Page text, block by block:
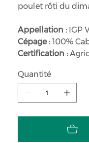
poulet rôti du
Appellation : IGP
Cépage : 100%
Certification :
Quantité